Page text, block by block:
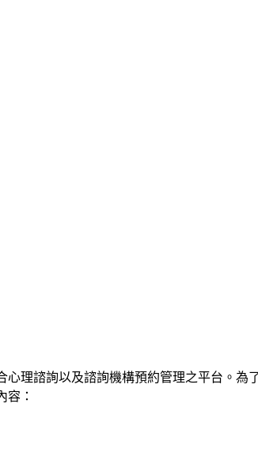
理諮詢以及諮詢機構預約管理之平台。
容：